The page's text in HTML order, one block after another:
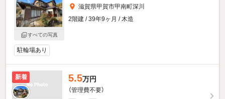
すべての写真
滋賀県甲賀市甲南町深川
2階建 / 39年9ヶ月 / 木造
駐輪場あり
新着 5.5万円
（管理費不要）